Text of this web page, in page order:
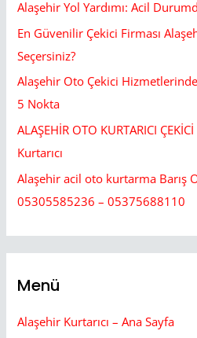
Alaşehir Yol Yardımı: Acil
En Güvenilir Çekici Firması
Seçersiniz?
Alaşehir Oto Çekici
5 Nokta
ALAŞEHİR OTO KURTARICI
Kurtarıcı
Alaşehir acil oto kurtarma Barış
05305585236 – 05375688110
Menü
Alaşehir Kurtarıcı – Ana Sayfa